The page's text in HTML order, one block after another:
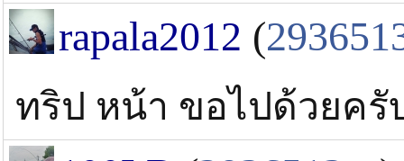
rapala2012 (
ทริป หน้า ขอไปด้วยค